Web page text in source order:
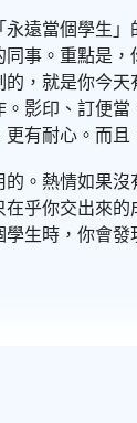
遠當個學生
事。重點是
，就是你今
影印、訂便
有耐心。而
。熱情如果
乎你交出來
生時，你會